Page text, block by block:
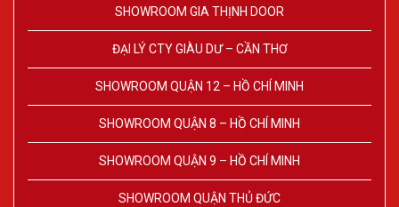
SHOWROOM GIA THỊNH DOOR
ĐẠI LÝ CTY GIÀU DƯ – CẦN THƠ
SHOWROOM QUẬN 12 – HỒ CHÍ MINH
SHOWROOM QUẬN 8 – HỒ CHÍ MINH
SHOWROOM QUẬN 9 – HỒ CHÍ MINH
SHOWROOM QUẬN THỦ ĐỨC